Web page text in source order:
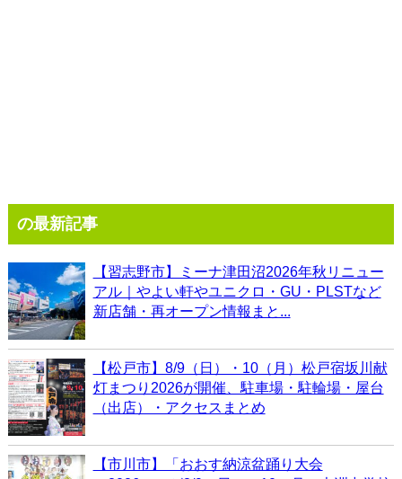
の最新記事
【習志野市】ミーナ津田沼2026年秋リニュー
アル｜やよい軒やユニクロ・GU・PLSTなど
新店舗・再オープン情報まと...
【松戸市】8/9（日）・10（月）松戸宿坂川献
灯まつり2026が開催、駐車場・駐輪場・屋台
（出店）・アクセスまとめ
【市川市】「おおす納涼盆踊り大会